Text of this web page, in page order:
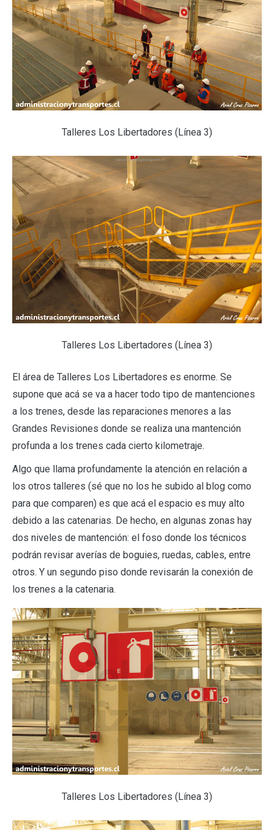
Talleres Los Libertadores (Línea 3)
Talleres Los Libertadores (Línea 3)
El área de Talleres Los Libertadores es enorme. Se
supone que acá se va a hacer todo tipo de mantenciones
a los trenes, desde las reparaciones menores a las
Grandes Revisiones donde se realiza una mantención
profunda a los trenes cada cierto kilometraje.
Algo que llama profundamente la atención en relación a
los otros talleres (sé que no los he subido al blog como
para que comparen) es que acá el espacio es muy alto
debido a las catenarias. De hecho, en algunas zonas hay
dos niveles de mantención: el foso donde los técnicos
podrán revisar averías de boguies, ruedas, cables, entre
otros. Y un segundo piso donde revisarán la conexión de
los trenes a la catenaria.
Talleres Los Libertadores (Línea 3)